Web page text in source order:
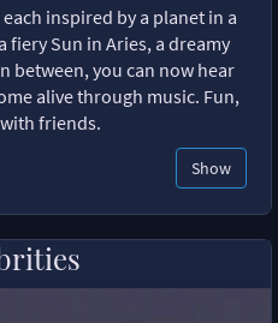
inspired by a planet in a
fiery Sun in Aries, a dreamy
between, you can now hear
alive through music. Fun,
friends.
Show